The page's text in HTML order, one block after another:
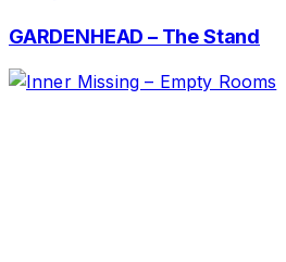
GARDENHEAD – The Stand